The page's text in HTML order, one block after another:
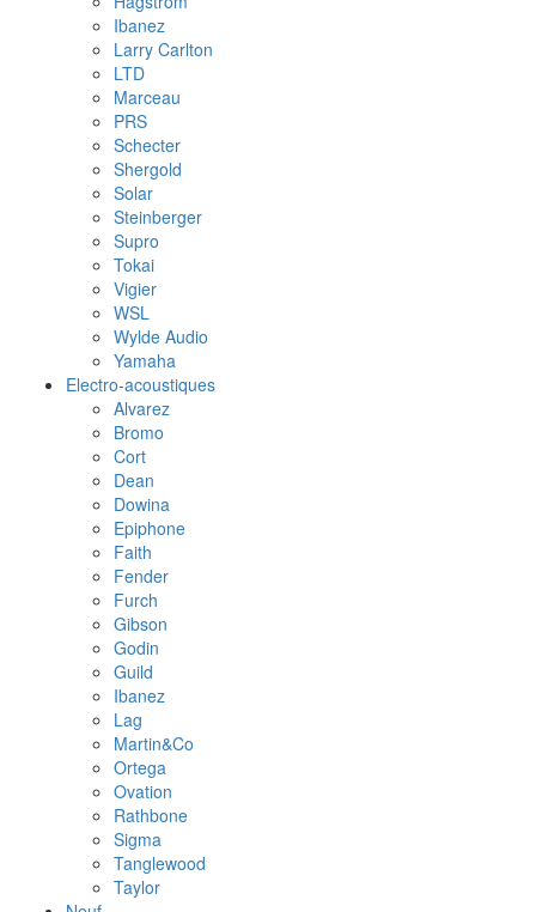
Ibanez
Larry Carlton
LTD
Marceau
PRS
Schecter
Shergold
Solar
Steinberger
Supro
Tokai
Vigier
WSL
Wylde Audio
Yamaha
Electro-acoustiques
Alvarez
Bromo
Cort
Dean
Dowina
Epiphone
Faith
Fender
Furch
Gibson
Godin
Guild
Ibanez
Lag
Martin&Co
Ortega
Ovation
Rathbone
Sigma
Tanglewood
Taylor